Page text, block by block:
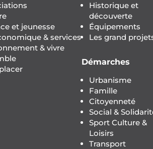
et jeunesse
& services
& vivre
Historique et
découverte
Équipements
Les grand
Démarches
Urbanisme
Famille
Citoyenneté
Social &
Sport Culture &
Loisirs
Transport